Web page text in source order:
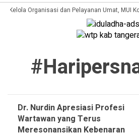
Kelola Organisasi dan Pelayanan Umat, MUI
Dr. Nurdin Apresiasi Profesi
Wartawan yang Terus
Meresonansikan Kebenaran